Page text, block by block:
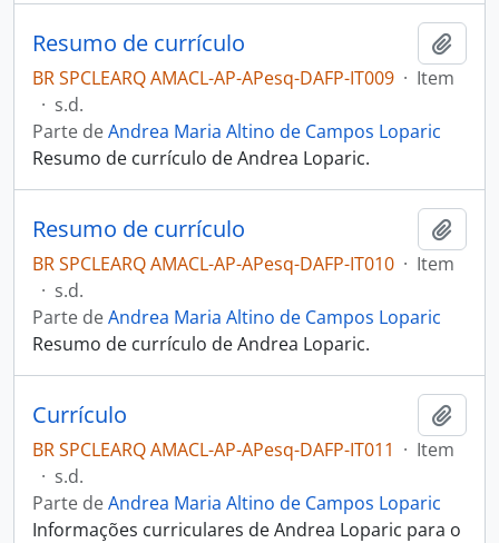
Resumo de currículo
BR SPCLEARQ AMACL-AP-APesq-DAFP-IT009 · Item
· s.d.
Parte deAndrea Maria Altino de Campos Loparic
Resumo de currículo de Andrea Loparic.
Resumo de currículo
BR SPCLEARQ AMACL-AP-APesq-DAFP-IT010 · Item
· s.d.
Parte deAndrea Maria Altino de Campos Loparic
Resumo de currículo de Andrea Loparic.
Currículo
BR SPCLEARQ AMACL-AP-APesq-DAFP-IT011 · Item
· s.d.
Parte deAndrea Maria Altino de Campos Loparic
Informações curriculares de Andrea Loparic para o